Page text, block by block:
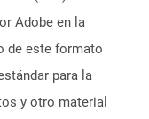
Adobe en la
de este formato
para la
y otro material